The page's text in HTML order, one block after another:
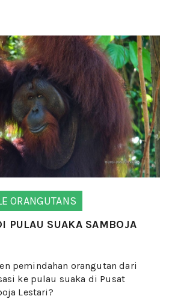
ORANGUTANS
PULAU SUAKA SAMBOJA
pemindahan orangutan dari
ke pulau suaka di Pusat
Lestari?